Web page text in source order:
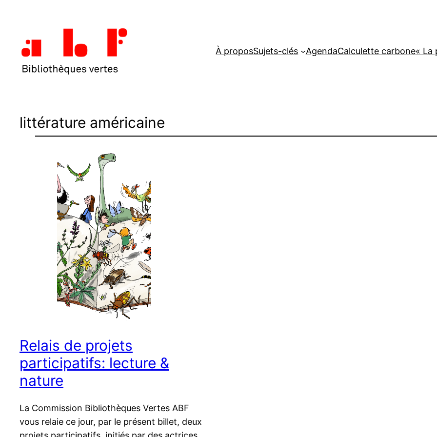
contenu
À proposSujets-clés AgendaCalculette carbone« La
littérature américaine
Relais de projets
participatifs: lecture &
nature
La Commission Bibliothèques Vertes ABF
vous relaie ce jour, par le présent billet, deux